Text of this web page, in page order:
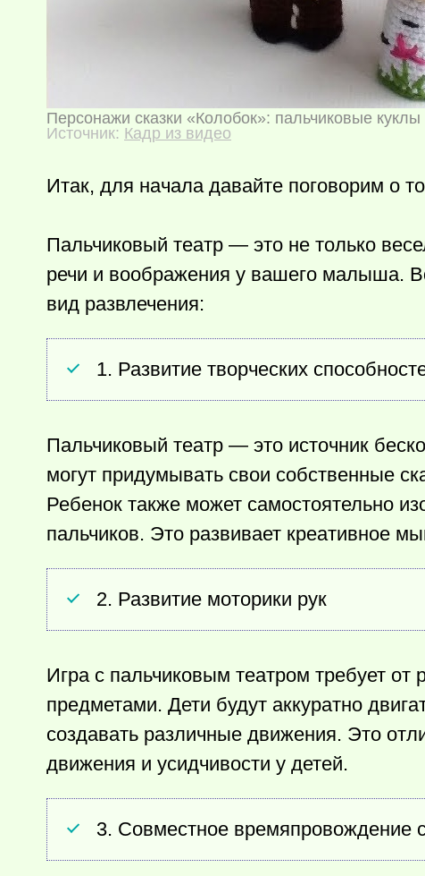
Персонажи сказки «Колобок»: пальчиковые
Источник: Кадр из видео
Итак, для начала давайте поговорим о
Пальчиковый театр — это не только
речи и воображения у вашего малыша.
вид развлечения:
1. Развитие творческих
Пальчиковый театр — это источник
могут придумывать свои собственные
Ребенок также может самостоятельно
пальчиков. Это развивает креативное
2. Развитие моторики рук
Игра с пальчиковым театром требует
предметами. Дети будут аккуратно
создавать различные движения. Это
движения и усидчивости у детей.
3. Совместное времяпровождение